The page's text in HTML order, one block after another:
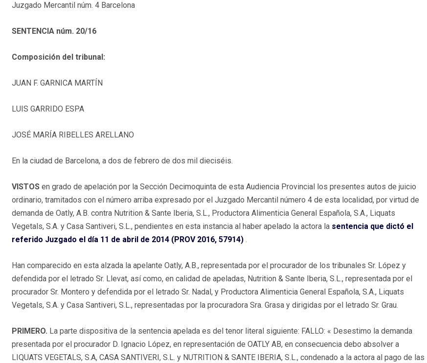
Juzgado Mercantil núm. 4 Barcelona
SENTENCIA núm. 20/16
Composición del tribunal:
JUAN F. GARNICA MARTÍN
LUIS GARRIDO ESPA
JOSÉ MARÍA RIBELLES ARELLANO
En la ciudad de Barcelona, a dos de febrero de dos mil dieciséis.
VISTOS en grado de apelación por la Sección Decimoquinta de esta Audiencia Provincial los presentes autos de juicio
ordinario, tramitados con el número arriba expresado por el Juzgado Mercantil número 4 de esta localidad, por virtud de
demanda de Oatly, A.B. contra Nutrition & Sante Iberia, S.L., Productora Alimenticia General Española, S.A., Liquats
Vegetals, S.A. y Casa Santiveri, S.L., pendientes en esta instancia al haber apelado la actora la sentencia que dictó el
referido Juzgado el día 11 de abril de 2014 (PROV 2016, 57914) .
Han comparecido en esta alzada la apelante Oatly, A.B., representada por el procurador de los tribunales Sr. López y
defendida por el letrado Sr. Llevat, así como, en calidad de apeladas, Nutrition & Sante Iberia, S.L., representada por el
procurador Sr. Montero y defendida por el letrado Sr. Nadal, y Productora Alimenticia General Española, S.A., Liquats
Vegetals, S.A. y Casa Santiveri, S.L., representadas por la procuradora Sra. Grasa y dirigidas por el letrado Sr. Grau.
PRIMERO. La parte dispositiva de la sentencia apelada es del tenor literal siguiente: FALLO: « Desestimo la demanda
presentada por el procurador D. Ignacio López, en representación de OATLY AB, en consecuencia debo absolver a
LIQUATS VEGETALS, S.A, CASA SANTIVERI, S.L. y NUTRITION & SANTE IBERIA, S.L., condenado a la actora al pago de las